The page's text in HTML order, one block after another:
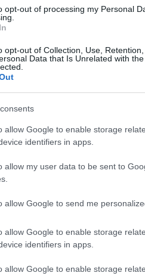
opt-out of processing my Personal
opt-out of Collection, Use,
Data that Is Unrelated with
allow Google to enable storage
identifiers in apps.
allow my user data to be sent to
allow Google to send me
allow Google to enable storage
identifiers in apps.
allow Google to enable storage
news da